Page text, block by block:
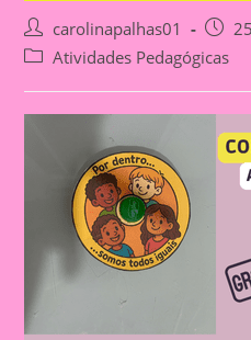
Post
author:
carolinapalhas01
Post
PostAtividades Pedagógicas